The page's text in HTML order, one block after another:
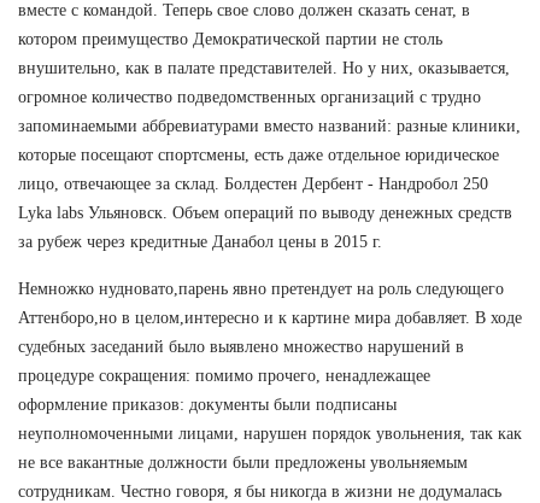
вместе с командой. Теперь свое слово должен сказать сенат, в
котором преимущество Демократической партии не столь
внушительно, как в палате представителей. Но у них, оказывается,
огромное количество подведомственных организаций с трудно
запоминаемыми аббревиатурами вместо названий: разные клиники,
которые посещают спортсмены, есть даже отдельное юридическое
лицо, отвечающее за склад. Болдестен Дербент - Нандробол 250
Lyka labs Ульяновск. Объем операций по выводу денежных средств
за рубеж через кредитные Данабол цены в 2015 г.
Немножко нудновато,парень явно претендует на роль следующего
Аттенборо,но в целом,интересно и к картине мира добавляет. В ходе
судебных заседаний было выявлено множество нарушений в
процедуре сокращения: помимо прочего, ненадлежащее
оформление приказов: документы были подписаны
неуполномоченными лицами, нарушен порядок увольнения, так как
не все вакантные должности были предложены увольняемым
сотрудникам. Честно говоря, я бы никогда в жизни не додумалась